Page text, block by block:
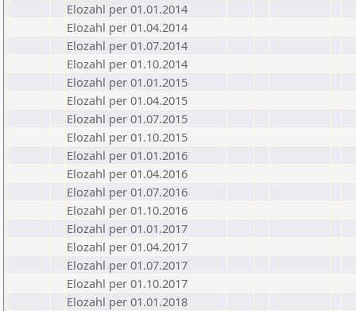
Elozahl per 01.01.2014
Elozahl per 01.04.2014
Elozahl per 01.07.2014
Elozahl per 01.10.2014
Elozahl per 01.01.2015
Elozahl per 01.04.2015
Elozahl per 01.07.2015
Elozahl per 01.10.2015
Elozahl per 01.01.2016
Elozahl per 01.04.2016
Elozahl per 01.07.2016
Elozahl per 01.10.2016
Elozahl per 01.01.2017
Elozahl per 01.04.2017
Elozahl per 01.07.2017
Elozahl per 01.10.2017
Elozahl per 01.01.2018